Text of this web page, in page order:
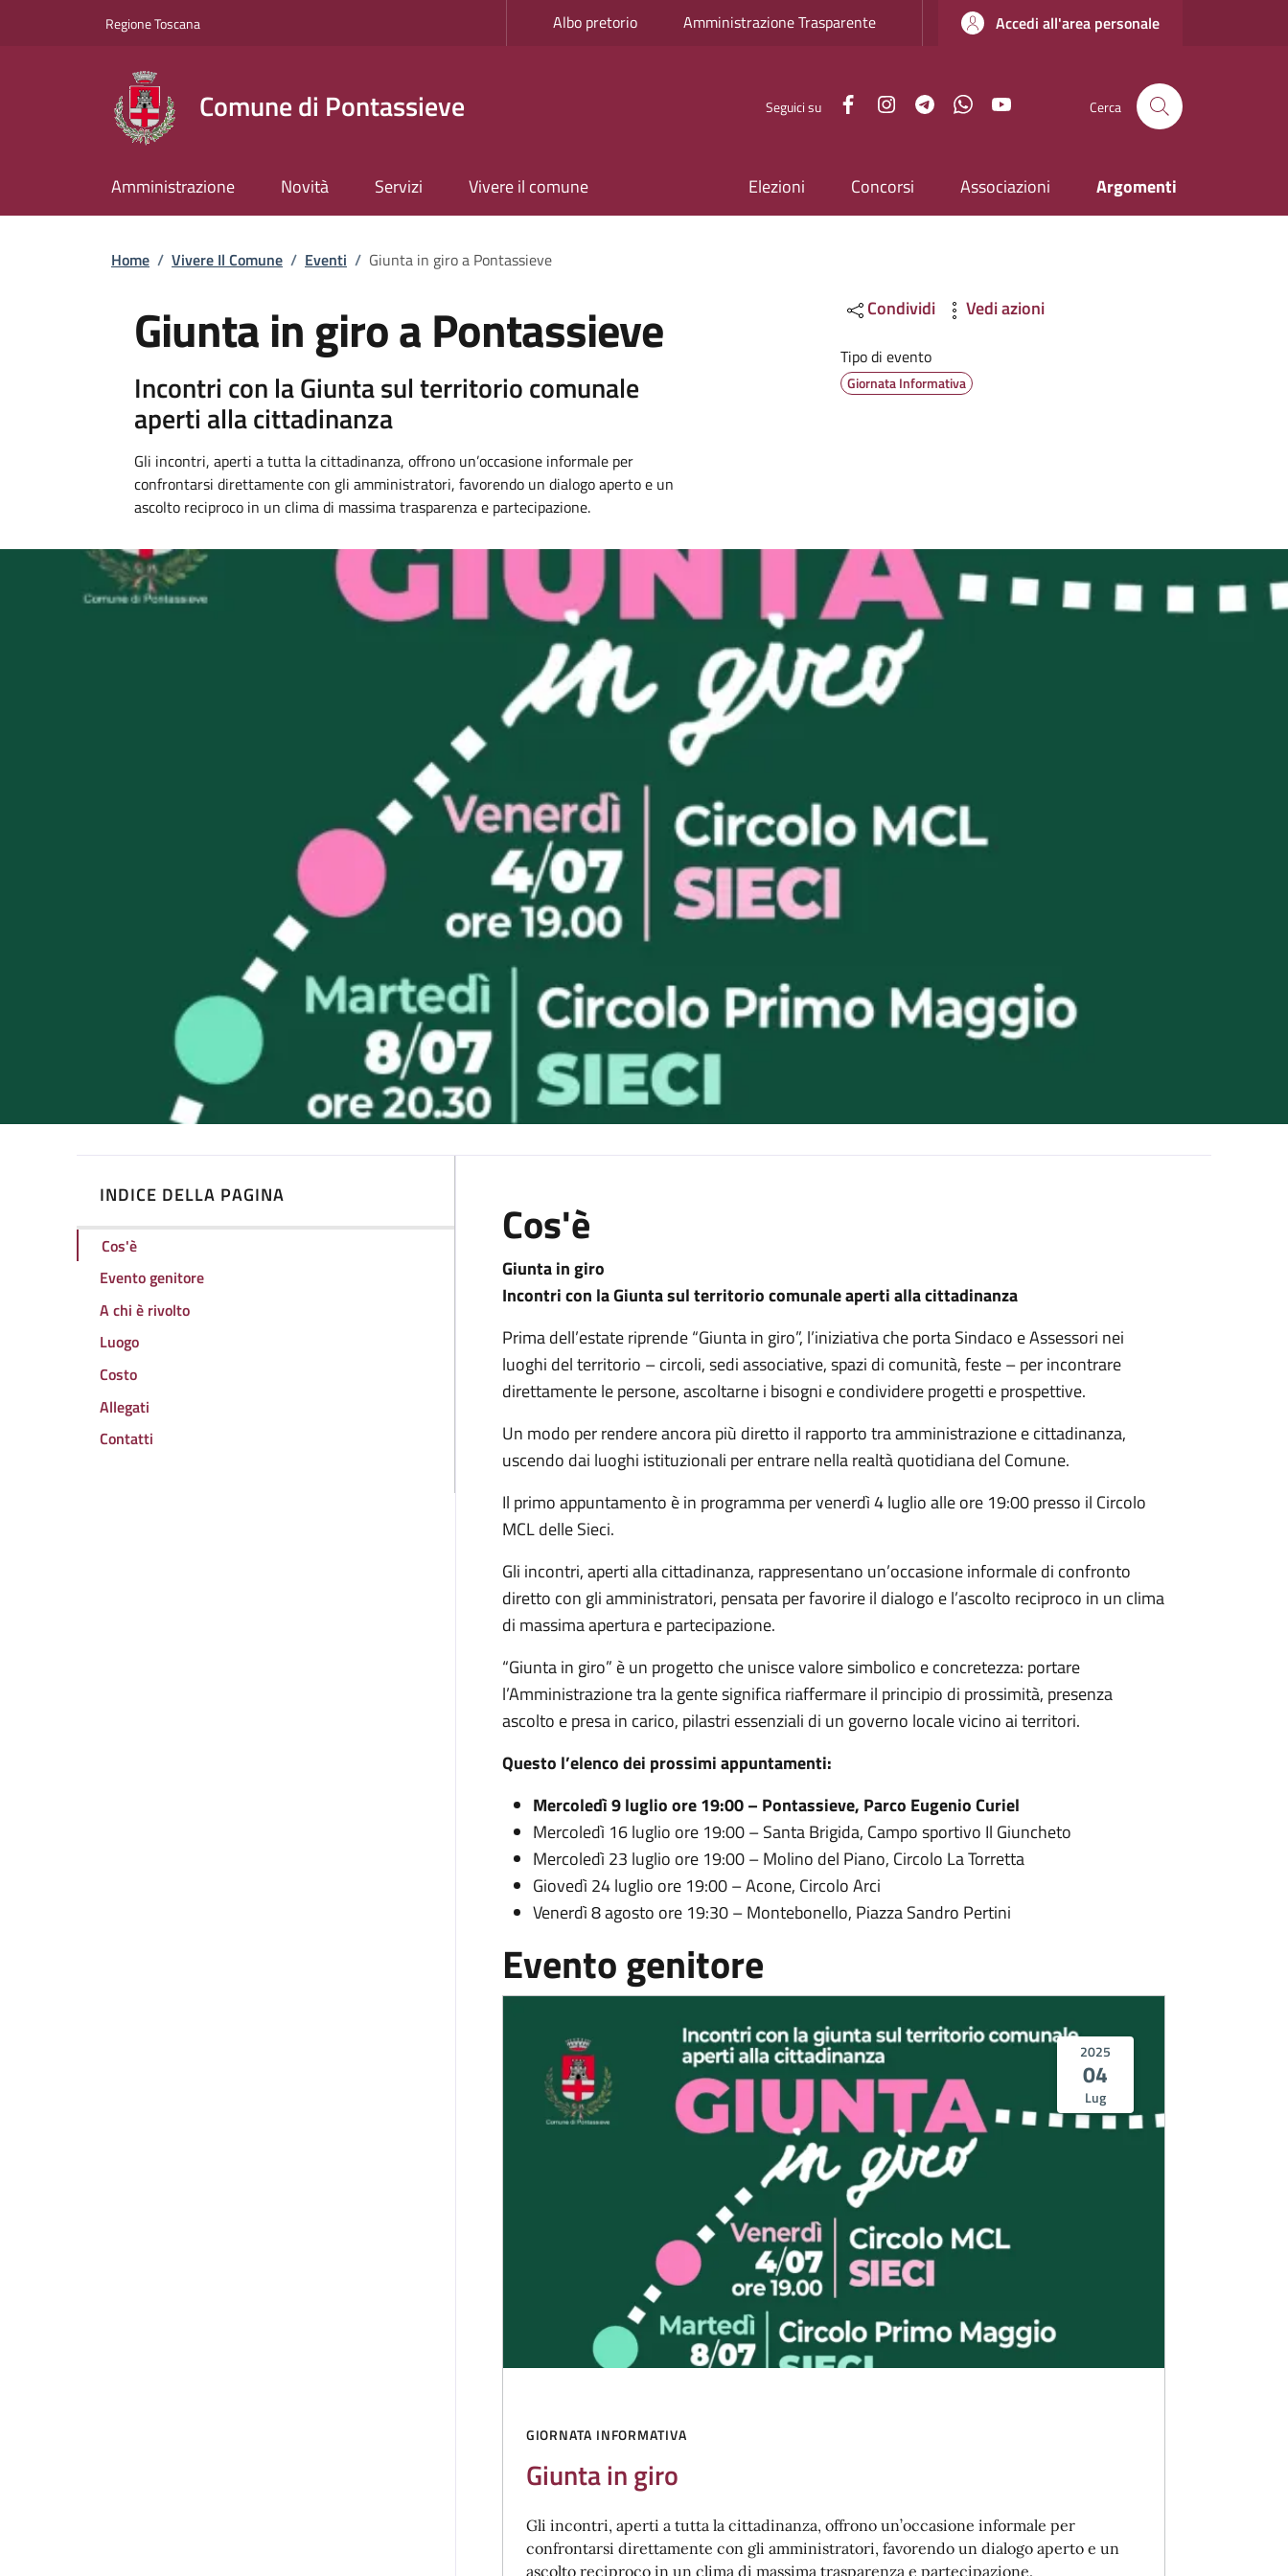
Regione ToscanaSlim top Albo pretorio Amministrazione Trasparente Accedi all'area personale
Comune di Pontassieve Seguici su FacebookInstagramTelegramWhatsApp Cerca
Amministrazione Novità Servizi Vivere il comune Elezioni Concorsi Associazioni Argomenti
Briciole di pane
Home / Vivere Il Comune / Eventi / Giunta in giro a Pontassieve
Giunta in giro a Pontassieve
Incontri con la Giunta sul territorio comunale
aperti alla cittadinanza
Gli incontri, aperti a tutta la cittadinanza, offrono un’occasione informale per
confrontarsi direttamente con gli amministratori, favorendo un dialogo aperto e un
ascolto reciproco in un clima di massima trasparenza e partecipazione.
Condividi Vedi azioni
Tipo di evento
Giornata Informativa
INDICE DELLA PAGINA
Cos'è
Evento genitore
A chi è rivolto
Luogo
Costo
Allegati
Contatti
Cos'è
Giunta in giro
Incontri con la Giunta sul territorio comunale aperti alla cittadinanza
Prima dell’estate riprende “Giunta in giro”, l’iniziativa che porta Sindaco e Assessori nei
luoghi del territorio – circoli, sedi associative, spazi di comunità, feste – per incontrare
direttamente le persone, ascoltarne i bisogni e condividere progetti e prospettive.
Un modo per rendere ancora più diretto il rapporto tra amministrazione e cittadinanza,
uscendo dai luoghi istituzionali per entrare nella realtà quotidiana del Comune.
Il primo appuntamento è in programma per venerdì 4 luglio alle ore 19:00 presso il Circolo
MCL delle Sieci.
Gli incontri, aperti alla cittadinanza, rappresentano un’occasione informale di confronto
diretto con gli amministratori, pensata per favorire il dialogo e l’ascolto reciproco in un clima
di massima apertura e partecipazione.
“Giunta in giro” è un progetto che unisce valore simbolico e concretezza: portare
l’Amministrazione tra la gente significa riaffermare il principio di prossimità, presenza
ascolto e presa in carico, pilastri essenziali di un governo locale vicino ai territori.
Questo l’elenco dei prossimi appuntamenti:
Mercoledì 9 luglio ore 19:00 – Pontassieve, Parco Eugenio Curiel
Mercoledì 16 luglio ore 19:00 – Santa Brigida, Campo sportivo Il Giuncheto
Mercoledì 23 luglio ore 19:00 – Molino del Piano, Circolo La Torretta
Giovedì 24 luglio ore 19:00 – Acone, Circolo Arci
Venerdì 8 agosto ore 19:30 – Montebonello, Piazza Sandro Pertini
Evento genitore
2025
04
Lug
GIORNATA INFORMATIVA
Giunta in giro
Gli incontri, aperti a tutta la cittadinanza, offrono un’occasione informale per
confrontarsi direttamente con gli amministratori, favorendo un dialogo aperto e un
ascolto reciproco in un clima di massima trasparenza e partecipazione.